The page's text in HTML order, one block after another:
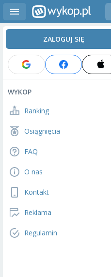
ZALOGUJ SIĘ
WYKOP
Ranking
Osiągnięcia
FAQ
O nas
Kontakt
Reklama
Regulamin